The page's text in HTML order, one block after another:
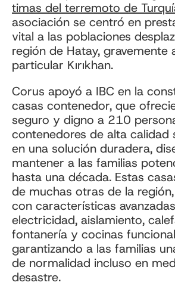
timas del terremoto de
asociación se centró en
vital a las poblaciones
región de Hatay, gravemente
particular Kırıkhan.
Corus apoyó a IBC en la
casas contenedor, que
seguro y digno a 210
contenedores de alta calidad
en una solución duradera,
mantener a las familias
hasta una década. Estas
de muchas otras de la
con características
electricidad, aislamiento,
fontanería y cocinas
garantizando a las familias
de normalidad incluso en
desastre.